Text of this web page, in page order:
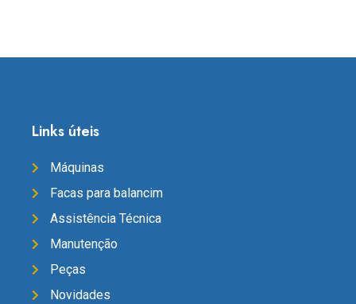
Links úteis
Máquinas
Facas para balancim
Assistência Técnica
Manutenção
Peças
Novidades